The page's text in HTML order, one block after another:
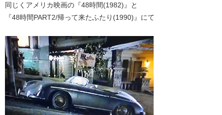
同じくアメリカ映画の『48時間(1982)』と
『48時間PART2/帰って来たふたり(1990)』にて